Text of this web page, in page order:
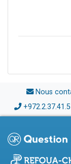
Nous